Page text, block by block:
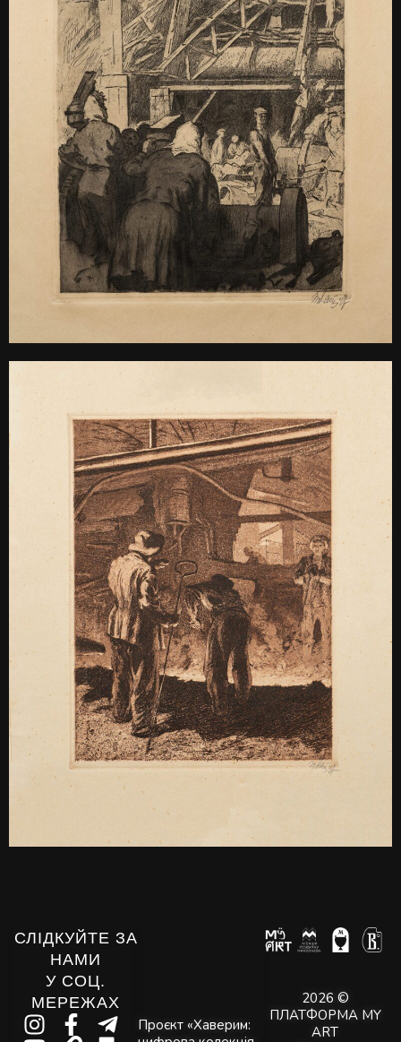
2026 ©
ПЛАТФОРМА MY
ART
Проєкт «Хаверим:
СЛІДКУЙТЕ ЗА
НАМИ
У СОЦ.
МЕРЕЖАХ